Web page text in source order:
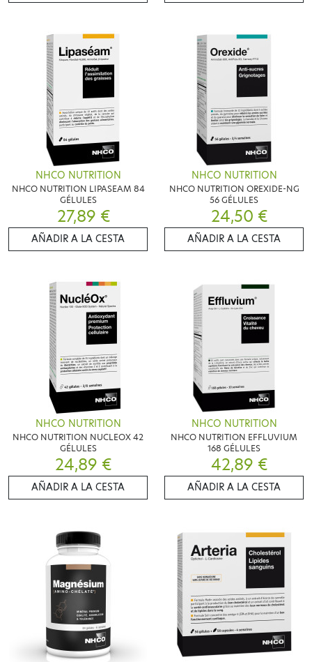
NHCO NUTRITION
NHCO NUTRITION LIPASEAM 84
GÉLULES
27,89 €
AÑADIR A LA CESTA
NHCO NUTRITION
NHCO NUTRITION OREXIDE-NG
56 GÉLULES
24,50 €
AÑADIR A LA CESTA
NHCO NUTRITION
NHCO NUTRITION NUCLEOX 42
GÉLULES
24,89 €
AÑADIR A LA CESTA
NHCO NUTRITION
NHCO NUTRITION EFFLUVIUM
168 GÉLULES
42,89 €
AÑADIR A LA CESTA